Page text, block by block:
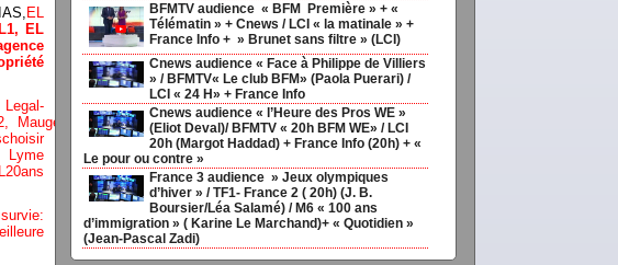
EL
EL
Legal-
Maugepodecep, meilleurs
Lyme
BFMTV audience « BFM Première » + «
Télématin » + Cnews / LCI « la matinale » +
France Info + » Brunet sans filtre » (LCI)
Cnews audience « Face à Philippe de Villiers
» / BFMTV« Le club BFM» (Paola Puerari) /
LCI « 24 H» + France Info
Cnews audience « l’Heure des Pros WE »
(Eliot Deval)/ BFMTV « 20h BFM WE» / LCI
20h (Margot Haddad) + France Info (20h) + «
Le pour ou contre »
France 3 audience » Jeux olympiques
d’hiver » / TF1- France 2 ( 20h) (J. B.
Boursier/Léa Salamé) / M6 « 100 ans
d’immigration » ( Karine Le Marchand)+ « Quotidien »
(Jean-Pascal Zadi)